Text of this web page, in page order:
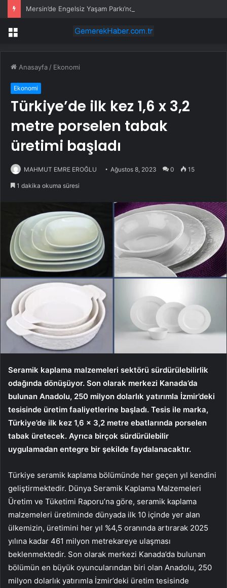
Mersin’de Engelsiz Yaşam Parkı’nda açık hava sinema keyfi
Menü
Anasayfa / Ekonomi
Ekonomi
Türkiye’de ilk kez 1,6 x 3,2
metre porselen tabak
üretimi başladı
MAHMUT EMRE EROĞLU Ağustos 8, 2023 0 15
1 dakika okuma süresi
Seramik kaplama malzemeleri sektörü sürdürülebilirlik
odağında dönüşüyor. Son olarak merkezi Kanada’da
bulunan Anadolu, 250 milyon dolarlık yatırımla İzmir’deki
tesisinde üretim faaliyetlerine başladı. Tesis ile marka,
Türkiye’de ilk kez 1,6 x 3,2 metre ebatlarında porselen
tabak üretecek. Ayrıca birçok sürdürülebilir
uygulamadan entegre bir şekilde faydalanacaktır.
Türkiye seramik kaplama bölümünde her geçen yıl kendini
geliştirmektedir. Dünya Seramik Kaplama Malzemeleri
Üretim ve Tüketimi Raporu’na göre, seramik kaplama
malzemeleri üretiminde dünyada ilk 10 içinde yer alan
ülkemizin, üretimini her yıl %4,5 oranında artırarak 2025
yılına kadar 461 milyon metrekareye ulaşması
beklenmektedir. Son olarak merkezi Kanada’da bulunan
bölümün en büyük oyuncularından biri olan Anadolu, 250
milyon dolarlık yatırımla İzmir’deki üretim tesisinde